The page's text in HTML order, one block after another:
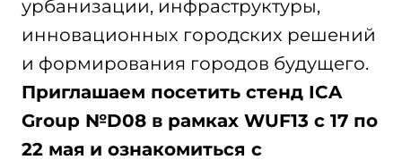
урбанизации, инфраструктуры,
инновационных городских решений
и формирования городов будущего.
Приглашаем посетить стенд ICA
Group №D08 в рамках WUF13 с 17 по
22 мая и ознакомиться с